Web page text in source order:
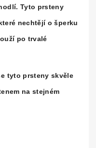
Tyto prsteny
nechtějí o šperku
po trvalé
tyto prsteny skvěle
na stejném